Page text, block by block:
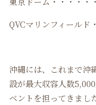
QVCマリンフィールド
沖縄には、これまで沖
設が最大収容人数
ベントを担ってきまし